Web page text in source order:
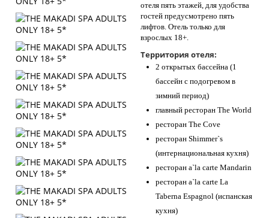
отеля пять этажей, для удобства
гостей предусмотрено пять
лифтов. Отель только для
взрослых 18+.
Территория отеля:
2 открытых бассейна (1
бассейн с подогревом в
зимний период)
главный ресторан The World
ресторан The Cove
ресторан Shimmer`s
(интернациональная кухня)
ресторан a`la carte Mandarin
ресторан a`la carte La
Taberna Espagnol (испанская
кухня)